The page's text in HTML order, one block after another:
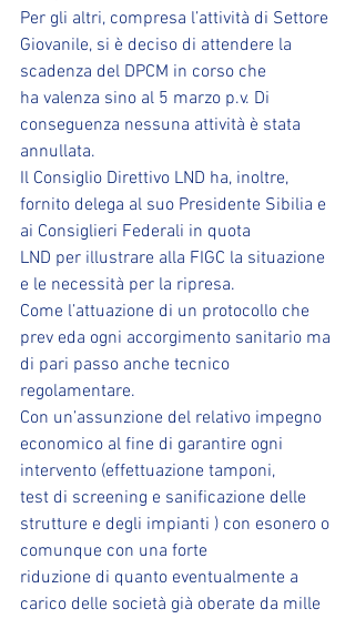
Per gli altri, compresa l’attività di Settore
Giovanile, si è deciso di attendere la
scadenza del DPCM in corso che
ha valenza sino al 5 marzo p.v. Di
conseguenza nessuna attività è stata
annullata.
Il Consiglio Direttivo LND ha, inoltre,
fornito delega al suo Presidente Sibilia e
ai Consiglieri Federali in quota
LND per illustrare alla FIGC la situazione
e le necessità per la ripresa.
Come l’attuazione di un protocollo che
prev eda ogni accorgimento sanitario ma
di pari passo anche tecnico
regolamentare.
Con un’assunzione del relativo impegno
economico al fine di garantire ogni
intervento (effettuazione tamponi,
test di screening e sanificazione delle
strutture e degli impianti ) con esonero o
comunque con una forte
riduzione di quanto eventualmente a
carico delle società già oberate da mille